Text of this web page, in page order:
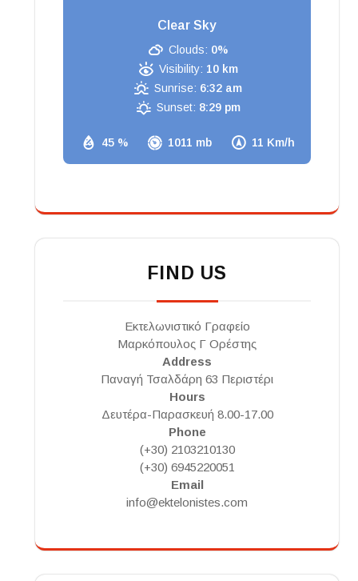
Clear Sky
45 % 1011 mb 11 Km/h
Clouds: 0%
Visibility: 10 km
Sunrise: 6:32 am
Sunset: 8:29 pm
FIND US
Εκτελωνιστικό Γραφείο
Μαρκόπουλος Γ Ορέστης
Address
Παναγή Τσαλδάρη 63 Περιστέρι
Hours
Δευτέρα-Παρασκευή 8.00-17.00
Phone
(+30) 2103210130
(+30) 6945220051
Email
info@ektelonistes.com